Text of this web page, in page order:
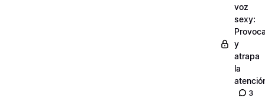
voz
sexy:
y
atrapa
la
3